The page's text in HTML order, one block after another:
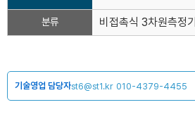
분류 비접촉식 3차원측정기
기술영업 담당자st6@st1.kr 010-4379-4455